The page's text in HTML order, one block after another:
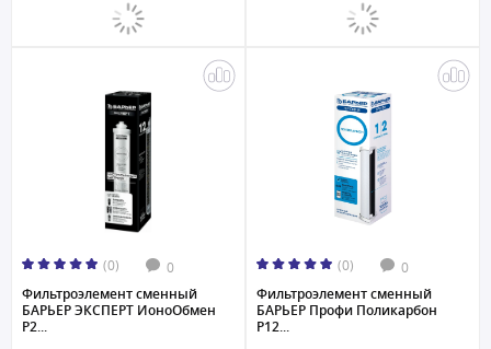
(0) 0
Фильтроэлемент сменный
БАРЬЕР ЭКСПЕРТ ИоноОбмен
Р2...
(0) 0
Фильтроэлемент сменный
БАРЬЕР Профи Поликарбон
Р12...